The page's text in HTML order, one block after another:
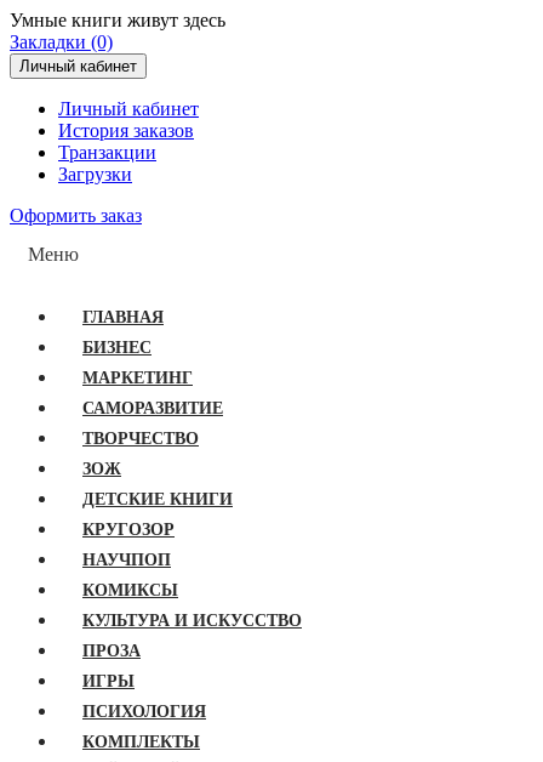
Умные книги живут здесь
Закладки (0)
Личный кабинет
Личный кабинет
История заказов
Транзакции
Загрузки
Оформить заказ
Меню
ГЛАВНАЯ
БИЗНЕС
МАРКЕТИНГ
САМОРАЗВИТИЕ
ТВОРЧЕСТВО
ЗОЖ
ДЕТСКИЕ КНИГИ
КРУГОЗОР
НАУЧПОП
КОМИКСЫ
КУЛЬТУРА И ИСКУССТВО
ПРОЗА
ИГРЫ
ПСИХОЛОГИЯ
КОМПЛЕКТЫ